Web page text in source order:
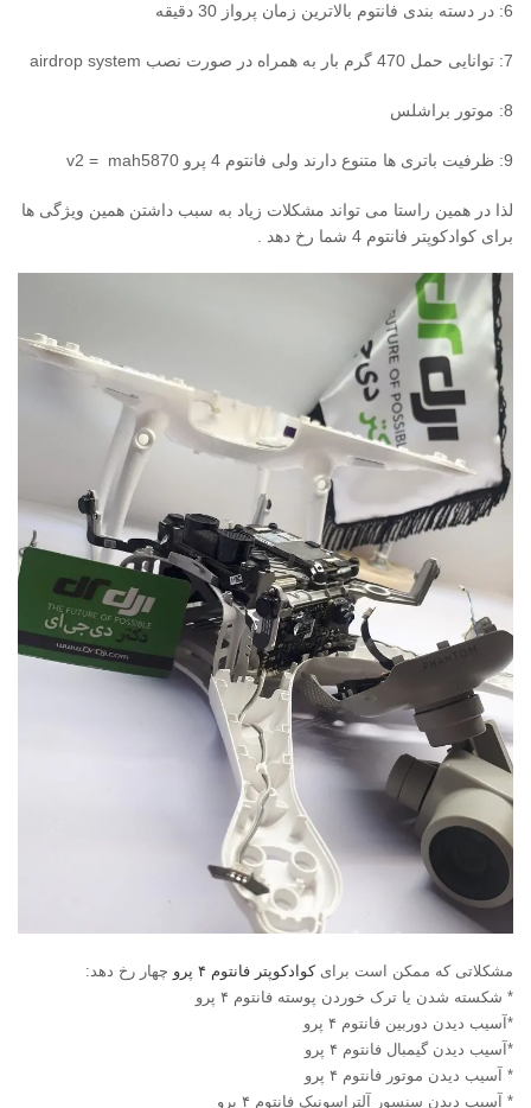
6: در دسته بندی فانتوم بالاترین زمان پرواز 30 دقیقه
7: توانایی حمل 470 گرم بار به همراه در صورت نصب airdrop system
8: موتور براشلس
9: ظرفیت باتری ها متنوع دارند ولی فانتوم 4 پرو v2 = mah5870
لذا در همین راستا می تواند مشکلات زیاد به سبب داشتن همین ویژگی ها
برای کوادکوپتر فانتوم 4 شما رخ دهد .
مشکلاتی که ممکن است برایکوادکوپتر فانتوم ۴ پرو
چهار رخ دهد:
* شکسته شدن یا ترک خوردن پوسته فانتوم ۴ پرو
*آسیب دیدن دوربین فانتوم ۴ پرو
*آسیب دیدن گیمبال فانتوم ۴ پرو
* آسیب دیدن موتور فانتوم ۴ پرو
* آسیب دیدن سنسور آلتراسونیک فانتوم ۴ پرو